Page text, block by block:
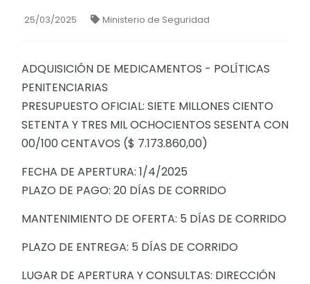
25/03/2025 Ministerio de Seguridad
ADQUISICIÓN DE MEDICAMENTOS - POLÍTICAS
PENITENCIARIAS
PRESUPUESTO OFICIAL: SIETE MILLONES CIENTO
SETENTA Y TRES MIL OCHOCIENTOS SESENTA CON
00/100 CENTAVOS ($ 7.173.860,00)
FECHA DE APERTURA: 1/4/2025
PLAZO DE PAGO: 20 DÍAS DE CORRIDO
MANTENIMIENTO DE OFERTA: 5 DÍAS DE CORRIDO
PLAZO DE ENTREGA: 5 DÍAS DE CORRIDO
LUGAR DE APERTURA Y CONSULTAS: DIRECCIÓN